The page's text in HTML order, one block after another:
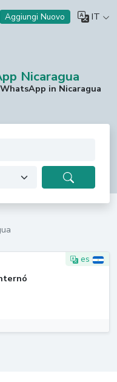
Aggiungi Nuovo IT
Nicaragua
in Nicaragua
es